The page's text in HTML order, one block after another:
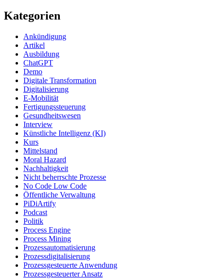
Kategorien
Ankündigung
Artikel
Ausbildung
ChatGPT
Demo
Digitale Transformation
Digitalisierung
E-Mobilität
Fertigungssteuerung
Gesundheitswesen
Interview
Künstliche Intelligenz (KI)
Kurs
Mittelstand
Moral Hazard
Nachhaltigkeit
Nicht beherrschte Prozesse
No Code Low Code
Öffentliche Verwaltung
PiDiArtify
Podcast
Politik
Process Engine
Process Mining
Prozessautomatisierung
Prozessdigitalisierung
Prozessgesteuerte Anwendung
Prozessgesteuerter Ansatz